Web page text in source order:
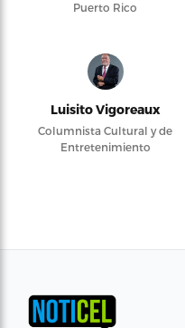
Puerto Rico
Luisito Vigoreaux
Columnista Cultural y de
Entretenimiento